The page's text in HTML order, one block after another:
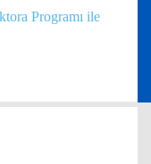
Programı ile